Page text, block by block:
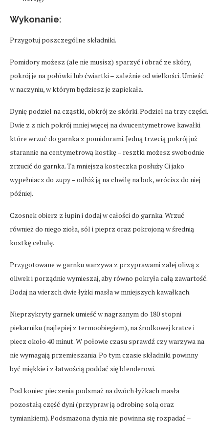
Wykonanie:
Przygotuj poszczególne składniki.
Pomidory możesz (ale nie musisz) sparzyć i obrać ze skóry,
pokrój je na połówki lub ćwiartki – zależnie od wielkości. Umieść
w naczyniu, w którym będziesz je zapiekała.
Dynię podziel na cząstki, obkrój ze skórki. Podziel na trzy części.
Dwie z z nich pokrój mniej więcej na dwucentymetrowe kawałki
które wrzuć do garnka z pomidorami. Jedną trzecią pokrój już
starannie na centymetrową kostkę – resztki możesz swobodnie
zrzucić do garnka. Ta mniejsza kosteczka posłuży Ci jako
wypełniacz do zupy – odłóż ją na chwilę na bok, wrócisz do niej
później.
Czosnek obierz z łupin i dodaj w całości do garnka. Wrzuć
również do niego zioła, sól i pieprz oraz pokrojoną w średnią
kostkę cebulę.
Przygotowane w garnku warzywa z przyprawami zalej oliwą z
oliwek i porządnie wymieszaj, aby równo pokryła całą zawartość.
Dodaj na wierzch dwie łyżki masła w mniejszych kawałkach.
Nieprzykryty garnek umieść w nagrzanym do 180 stopni
piekarniku (najlepiej z termoobiegiem), na środkowej kratce i
piecz około 40 minut. W połowie czasu sprawdź czy warzywa na
nie wymagają przemieszania. Po tym czasie składniki powinny
być miękkie i z łatwością poddać się blenderowi.
Pod koniec pieczenia podsmaż na dwóch łyżkach masła
pozostałą część dyni (przypraw ją odrobinę solą oraz
tymiankiem). Podsmażona dynia nie powinna się rozpadać –